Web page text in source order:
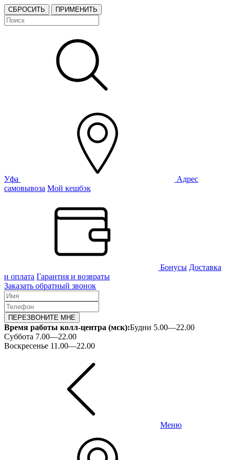
СБРОСИТЬ ПРИМЕНИТЬ
Уфа
Адрес
самовывоза Мой кешбэк
Бонусы Доставка
и оплата Гарантия и возвраты
Заказать обратный звонок
ПЕРЕЗВОНИТЕ МНЕ
Время работы колл-центра (мск):Будни 5.00—22.00
Суббота 7.00—22.00
Воскресенье 11.00—22.00
Меню